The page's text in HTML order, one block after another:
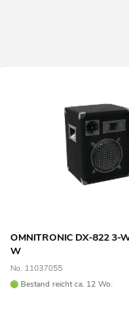
OMNITRONIC DX-822 3-
W
No. 11037055
Bestand reicht ca. 12 Wo.